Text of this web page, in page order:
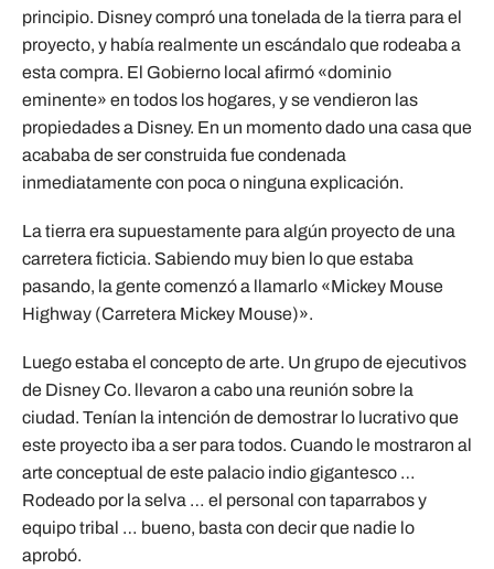
principio. Disney compró una tonelada de la tierra para el
proyecto, y había realmente un escándalo que rodeaba a
esta compra. El Gobierno local afirmó «dominio
eminente» en todos los hogares, y se vendieron las
propiedades a Disney. En un momento dado una casa que
acababa de ser construida fue condenada
inmediatamente con poca o ninguna explicación.
La tierra era supuestamente para algún proyecto de una
carretera ficticia. Sabiendo muy bien lo que estaba
pasando, la gente comenzó a llamarlo «Mickey Mouse
Highway (Carretera Mickey Mouse)».
Luego estaba el concepto de arte. Un grupo de ejecutivos
de Disney Co. llevaron a cabo una reunión sobre la
ciudad. Tenían la intención de demostrar lo lucrativo que
este proyecto iba a ser para todos. Cuando le mostraron al
arte conceptual de este palacio indio gigantesco …
Rodeado por la selva … el personal con taparrabos y
equipo tribal … bueno, basta con decir que nadie lo
aprobó.